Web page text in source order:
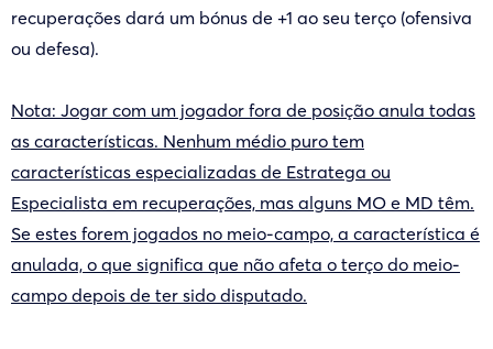
recuperações dará um bónus de +1 ao seu terço (ofensiva
ou defesa).
Nota: Jogar com um jogador fora de posição anula todas
as características. Nenhum médio puro tem
características especializadas de Estratega ou
Especialista em recuperações, mas alguns MO e MD têm.
Se estes forem jogados no meio-campo, a característica é
anulada, o que significa que não afeta o terço do meio-
campo depois de ter sido disputado.